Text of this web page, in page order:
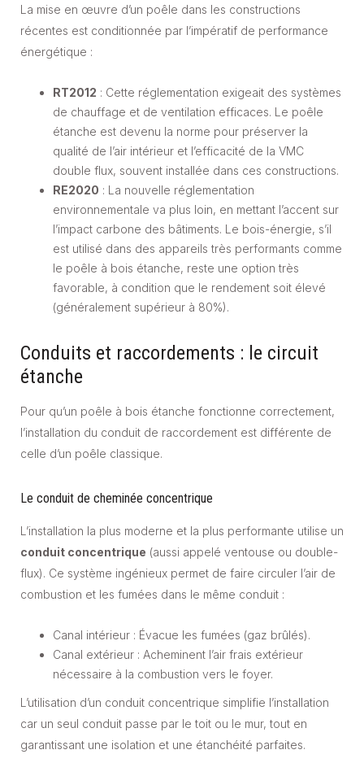
La mise en œuvre d’un poêle dans les constructions
récentes est conditionnée par l’impératif de performance
énergétique :
RT2012 : Cette réglementation exigeait des systèmes
de chauffage et de ventilation efficaces. Le poêle
étanche est devenu la norme pour préserver la
qualité de l’air intérieur et l’efficacité de la VMC
double flux, souvent installée dans ces constructions.
RE2020 : La nouvelle réglementation
environnementale va plus loin, en mettant l’accent sur
l’impact carbone des bâtiments. Le bois-énergie, s’il
est utilisé dans des appareils très performants comme
le poêle à bois étanche, reste une option très
favorable, à condition que le rendement soit élevé
(généralement supérieur à 80%).
Conduits et raccordements : le circuit
étanche
Pour qu’un poêle à bois étanche fonctionne correctement,
l’installation du conduit de raccordement est différente de
celle d’un poêle classique.
Le conduit de cheminée concentrique
L’installation la plus moderne et la plus performante utilise un
conduit concentrique (aussi appelé ventouse ou double-
flux). Ce système ingénieux permet de faire circuler l’air de
combustion et les fumées dans le même conduit :
Canal intérieur : Évacue les fumées (gaz brûlés).
Canal extérieur : Acheminent l’air frais extérieur
nécessaire à la combustion vers le foyer.
L’utilisation d’un conduit concentrique simplifie l’installation
car un seul conduit passe par le toit ou le mur, tout en
garantissant une isolation et une étanchéité parfaites.